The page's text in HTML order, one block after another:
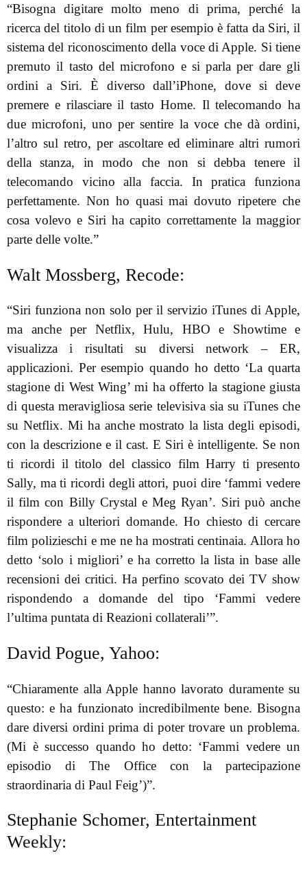
“Bisogna digitare molto meno di prima, perché la
ricerca del titolo di un film per esempio è fatta da Siri, il
sistema del riconoscimento della voce di Apple. Si tiene
premuto il tasto del microfono e si parla per dare gli
ordini a Siri. È diverso dall’iPhone, dove si deve
premere e rilasciare il tasto Home. Il telecomando ha
due microfoni, uno per sentire la voce che dà ordini,
l’altro sul retro, per ascoltare ed eliminare altri rumori
della stanza, in modo che non si debba tenere il
telecomando vicino alla faccia. In pratica funziona
perfettamente. Non ho quasi mai dovuto ripetere che
cosa volevo e Siri ha capito correttamente la maggior
parte delle volte.”
Walt Mossberg, Recode:
“Siri funziona non solo per il servizio iTunes di Apple,
ma anche per Netflix, Hulu, HBO e Showtime e
visualizza i risultati su diversi network – ER,
applicazioni. Per esempio quando ho detto ‘La quarta
stagione di West Wing’ mi ha offerto la stagione giusta
di questa meravigliosa serie televisiva sia su iTunes che
su Netflix. Mi ha anche mostrato la lista degli episodi,
con la descrizione e il cast. E Siri è intelligente. Se non
ti ricordi il titolo del classico film Harry ti presento
Sally, ma ti ricordi degli attori, puoi dire ‘fammi vedere
il film con Billy Crystal e Meg Ryan’. Siri può anche
rispondere a ulteriori domande. Ho chiesto di cercare
film polizieschi e me ne ha mostrati centinaia. Allora ho
detto ‘solo i migliori’ e ha corretto la lista in base alle
recensioni dei critici. Ha perfino scovato dei TV show
rispondendo a domande del tipo ‘Fammi vedere
l’ultima puntata di Reazioni collaterali’”.
David Pogue, Yahoo:
“Chiaramente alla Apple hanno lavorato duramente su
questo: e ha funzionato incredibilmente bene. Bisogna
dare diversi ordini prima di poter trovare un problema.
(Mi è successo quando ho detto: ‘Fammi vedere un
episodio di The Office con la partecipazione
straordinaria di Paul Feig’)”.
Stephanie Schomer, Entertainment
Weekly: